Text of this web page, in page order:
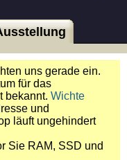
uns gerade ein.
für das
bekannt. Wichte
und
läuft ungehindert
Sie RAM, SSD und